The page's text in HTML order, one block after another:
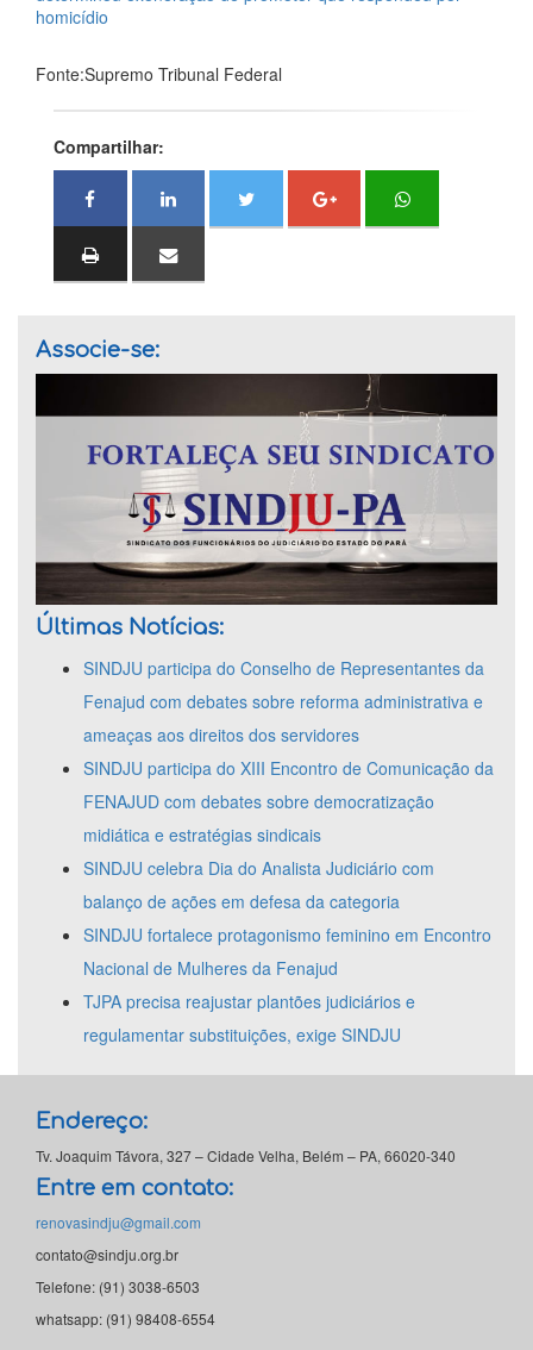
homicídio
Fonte:Supremo Tribunal Federal
Compartilhar:
Associe-se:
Últimas Notícias:
SINDJU participa do Conselho de Representantes da
Fenajud com debates sobre reforma administrativa e
ameaças aos direitos dos servidores
SINDJU participa do XIII Encontro de Comunicação da
FENAJUD com debates sobre democratização
midiática e estratégias sindicais
SINDJU celebra Dia do Analista Judiciário com
balanço de ações em defesa da categoria
SINDJU fortalece protagonismo feminino em Encontro
Nacional de Mulheres da Fenajud
TJPA precisa reajustar plantões judiciários e
regulamentar substituições, exige SINDJU
Endereço:
Tv. Joaquim Távora, 327 – Cidade Velha, Belém – PA, 66020-340
Entre em contato:
renovasindju@gmail.com
contato@sindju.org.br
Telefone: (91) 3038-6503
whatsapp: (91) 98408-6554